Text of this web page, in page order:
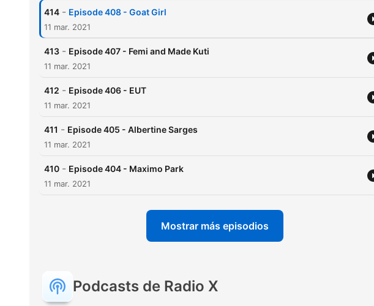
Manchester, on your mobile or
414 - Episode 408 - Goat Girl
11 mar. 2021
413 - Episode 407 - Femi and Made Kuti
11 mar. 2021
412 - Episode 406 - EUT
11 mar. 2021
411 - Episode 405 - Albertine Sarges
11 mar. 2021
410 - Episode 404 - Maximo Park
11 mar. 2021
Mostrar más episodios
Podcasts de Radio X